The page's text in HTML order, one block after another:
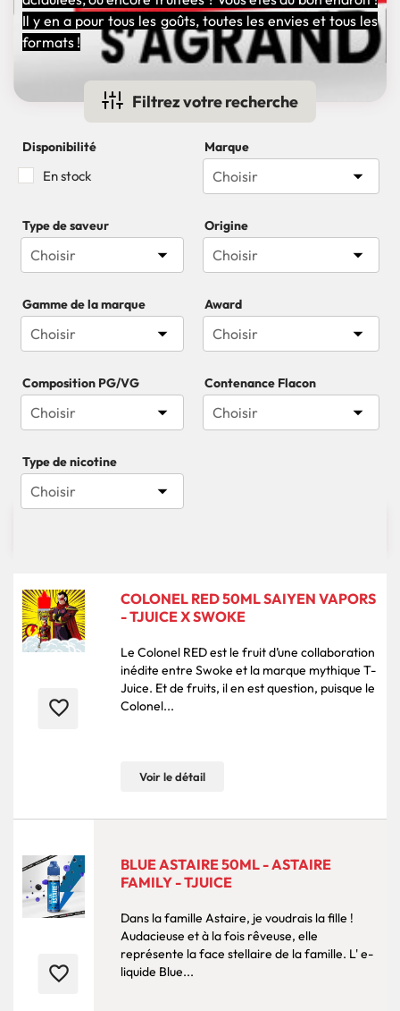
Il y en a pour tous les goûts, toutes les envies et tous les
formats !
Filtrez votre recherche
Disponibilité
En stock
Marque
Choisir 
Type de saveur
Choisir 
Origine
Choisir 
Gamme de la marque

Award
Choisir 
Composition PG/VG
Choisir 
Contenance Flacon
Choisir 
Type de nicotine
Choisir 
favorite_border
COLONEL RED 50ML SAIYEN VAPORS
- TJUICE X SWOKE
Le Colonel RED est le fruit d’une collaboration
inédite entre Swoke et la marque mythique T-
Juice. Et de fruits, il en est question, puisque le
Colonel...
Voir le détail
favorite_border
BLUE ASTAIRE 50ML - ASTAIRE
FAMILY - TJUICE
Dans la famille Astaire, je voudrais la fille !
Audacieuse et à la fois rêveuse, elle
représente la face stellaire de la famille. L' e-
liquide Blue...